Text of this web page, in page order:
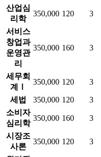
산업심
리학
350,000 120 3
서비스
창업과
운영관
리
350,000 160 3
세무회
계Ⅰ
350,000 120 3
세법 350,000 120 3
소비자
심리학
350,000 160 3
시장조
사론
350,000 120 3